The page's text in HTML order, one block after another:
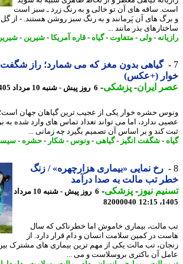
ساقه های آن تو خالی و به رنگ زرد ـ سبز است
های آن پَرمانند و به رنگ سبز روشن هستند. - از گل های
بذر مانند ...
-ولی -متفاوت-گیاه-قاره آمریکا- شیرین- شیرین
گیاهی بدون مغز که می شمارد؛ راز شگفت
(+عکس)
ایران- پزشکی-6 روز پیش - شنبه 10 مرداد 1405، 12:50
حشره خوار یکی از عجیب ترین گیاهان جهان است؛
ندارد، اما می تواند تعداد تماس های وارد شده به
کند و بر اساس آن تصمیم بگیرد چه زمانی ...
-شگفت انگیز -گیاهی-ونوس-شکار-حشره-سیستم
رخ نمایی «بیماری هزارچهره» / زنگ
تب مالت به صدا درآمد
نیوز-پزشکی-
6 روز پیش - شنبه 10 مرداد
82000040
بیماری خاموش اما خطرناکی که سال
در کمین سلامت انسان و دام قرار دارد. از
تب مالت یکی از مهم ترین بیماری های مشترک بین
آن باکتری بروسلاست و می ...